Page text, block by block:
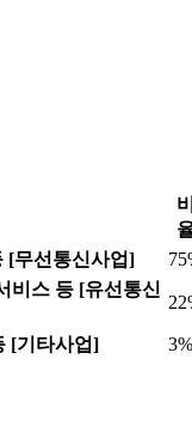
[무선통신사업]
비스 등 [유선통신
[기타사업] 3%